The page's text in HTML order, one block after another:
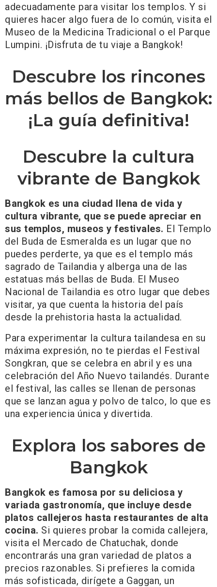
adecuadamente para visitar los templos. Y si
quieres hacer algo fuera de lo común, visita el
Museo de la Medicina Tradicional o el Parque
Lumpini. ¡Disfruta de tu viaje a Bangkok!
Descubre los rincones
más bellos de Bangkok:
¡La guía definitiva!
Descubre la cultura
vibrante de Bangkok
Bangkok es una ciudad llena de vida y
cultura vibrante, que se puede apreciar en
sus templos, museos y festivales. El Templo
del Buda de Esmeralda es un lugar que no
puedes perderte, ya que es el templo más
sagrado de Tailandia y alberga una de las
estatuas más bellas de Buda. El Museo
Nacional de Tailandia es otro lugar que debes
visitar, ya que cuenta la historia del país
desde la prehistoria hasta la actualidad.
Para experimentar la cultura tailandesa en su
máxima expresión, no te pierdas el Festival
Songkran, que se celebra en abril y es una
celebración del Año Nuevo tailandés. Durante
el festival, las calles se llenan de personas
que se lanzan agua y polvo de talco, lo que es
una experiencia única y divertida.
Explora los sabores de
Bangkok
Bangkok es famosa por su deliciosa y
variada gastronomía, que incluye desde
platos callejeros hasta restaurantes de alta
cocina. Si quieres probar la comida callejera,
visita el Mercado de Chatuchak, donde
encontrarás una gran variedad de platos a
precios razonables. Si prefieres la comida
más sofisticada, dirígete a Gaggan, un